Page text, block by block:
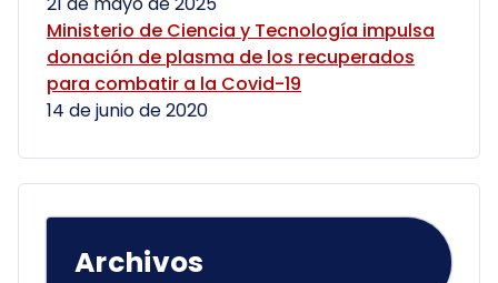
Ministerio de Ciencia y Tecnología impulsa
donación de plasma de los recuperados
para combatir a la Covid-19
14 de junio de 2020
Archivos